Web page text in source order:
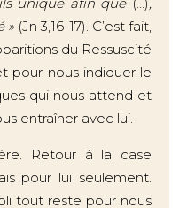
» (Jn 3,16-17). C’est fait,
du Ressuscité
pour nous indiquer le
qui nous attend et
entraîner avec lui.
Retour à la case
pour lui seulement.
tout reste pour nous